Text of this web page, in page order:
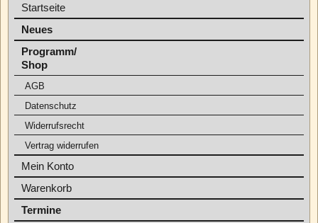
Startseite
Neues
Programm/
Shop
AGB
Datenschutz
Widerrufsrecht
Vertrag widerrufen
Mein Konto
Warenkorb
Termine